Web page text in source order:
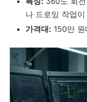
나 드로잉 작업
가격대: 150만 원